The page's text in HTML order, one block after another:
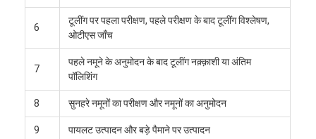
उत्पादों
वीडियो
6
टूलींग पर पहला परीक्षण, पहले परीक्षण के बाद टूलींग विश्लेषण,
ओटीएस जाँच
7
पहले नमूने के अनुमोदन के बाद टूलींग नक़्क़ाशी या अंतिम
पॉलिशिंग
8 सुनहरे नमूनों का परीक्षण और नमूनों का अनुमोदन
9 पायलट उत्पादन और बड़े पैमाने पर उत्पादन